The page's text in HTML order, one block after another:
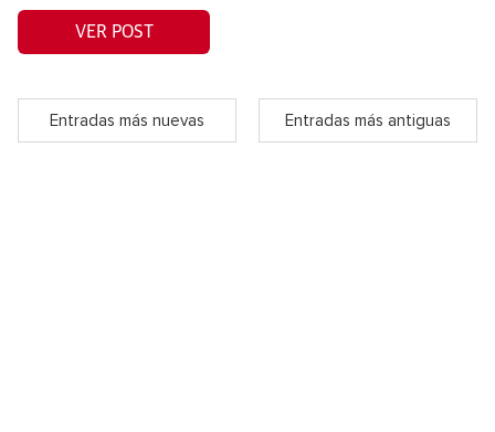
VER POST
Entradas más nuevas Entradas más antiguas